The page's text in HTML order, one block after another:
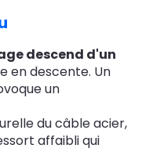
descend d'un
en descente. Un
un
du câble acier,
affaibli qui